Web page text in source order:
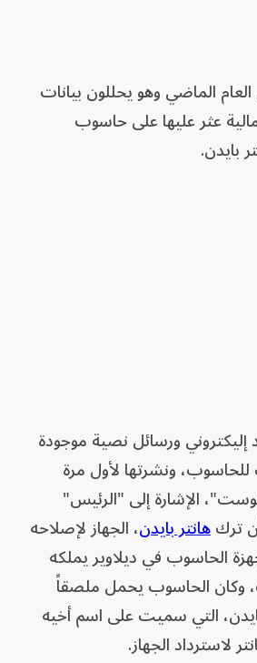
الماضي وهو يحللون بيانات
عثر عليها على حاسوب
بايدن.
ورسائل نصية موجودة
ونشرتها لأول مرة
الإشارة إلى "الرئيس"
تركهانتر بايدن، الجهاز لإصلاحه
الحاسوب في ديلاوير يملكه
وكان الحاسوب يحمل ملصقاً
التي سميت على اسم أخيه
لاسترداد الجهاز.